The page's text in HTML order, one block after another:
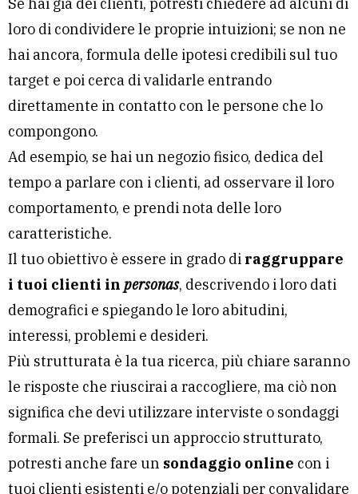
loro di condividere le proprie intuizioni; se non ne
hai ancora, formula delle ipotesi credibili sul tuo
target e poi cerca di validarle entrando
direttamente in contatto con le persone che lo
compongono.
Ad esempio, se hai un negozio fisico, dedica del
tempo a parlare con i clienti, ad osservare il loro
comportamento, e prendi nota delle loro
caratteristiche.
Il tuo obiettivo è essere in grado di raggruppare
i tuoi clienti in personas, descrivendo i loro dati
demografici e spiegando le loro abitudini,
interessi, problemi e desideri.
Più strutturata è la tua ricerca, più chiare saranno
le risposte che riuscirai a raccogliere, ma ciò non
significa che devi utilizzare interviste o sondaggi
formali. Se preferisci un approccio strutturato,
potresti anche fare un sondaggio online con i
tuoi clienti esistenti e/o potenziali per convalidare